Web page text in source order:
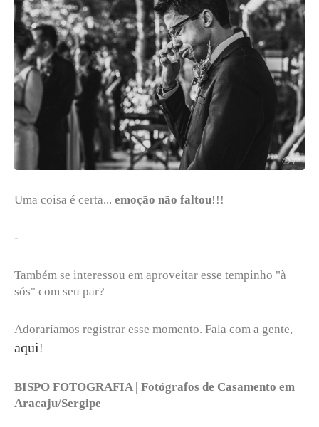
Uma coisa é certa... emoção não faltou!!!
-
Também se interessou em aproveitar esse tempinho "à
sós" com seu par?
Adoraríamos registrar esse momento. Fala com a gente,
aqui !
BISPO FOTOGRAFIA | Fotógrafos de Casamento em
Aracaju/Sergipe